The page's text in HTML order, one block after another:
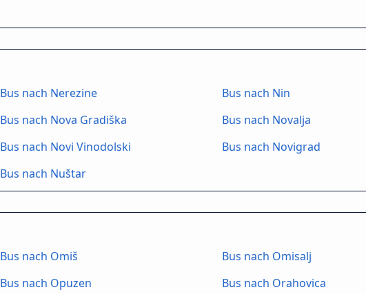
Bus nach Nerezine
Bus nach Nin
Bus nach Nova Gradiška
Bus nach Novalja
Bus nach Novi Vinodolski
Bus nach Novigrad
Bus nach Nuštar
Bus nach Omiš
Bus nach Omisalj
Bus nach Opuzen Bus nach Orahovica